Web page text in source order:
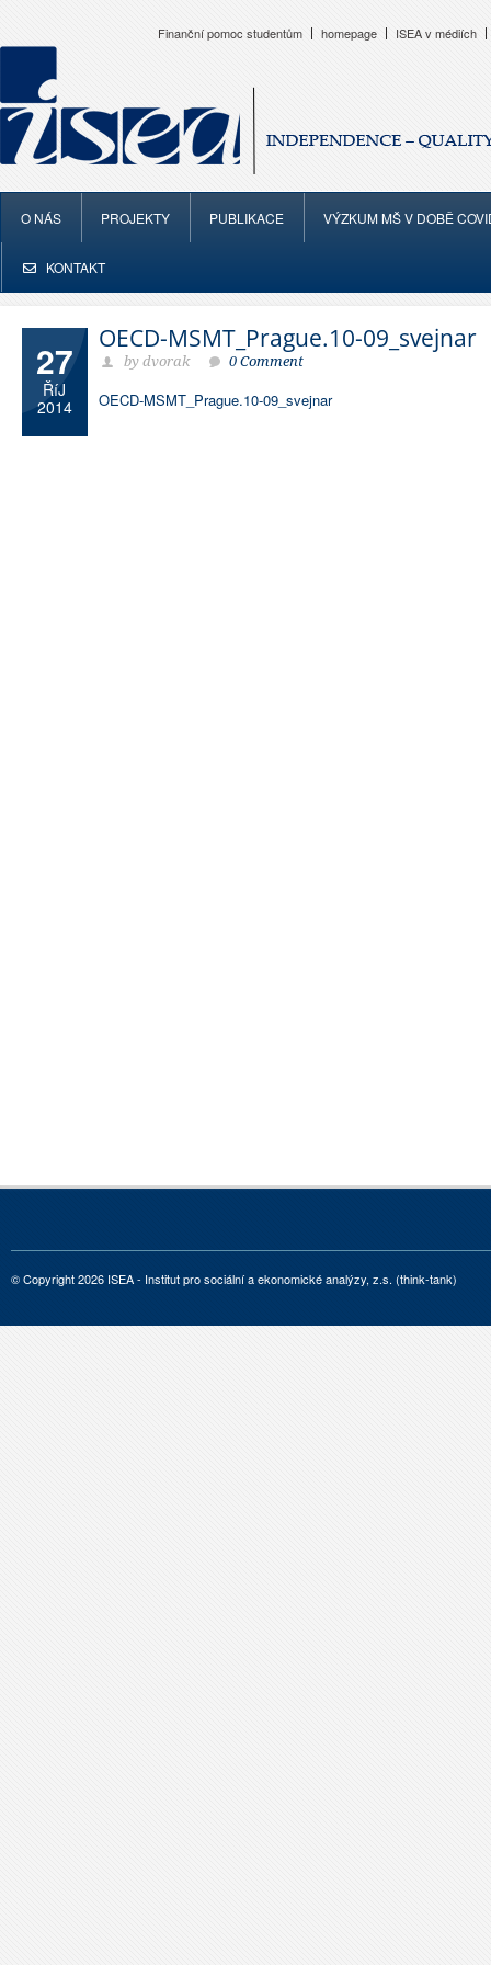
Finanční pomoc studentům homepage ISEA v médiích
O NÁS PROJEKTY PUBLIKACE VÝZKUM MŠ V DOBĚ
KONTAKT
27
ŘíJ
2014
OECD-MSMT_Prague.10-09_svejnar
by dvorak 0 Comment
OECD-MSMT_Prague.10-09_svejnar
© Copyright 2026 ISEA - Institut pro sociální a ekonomické analýzy, z.s. (think-tank)